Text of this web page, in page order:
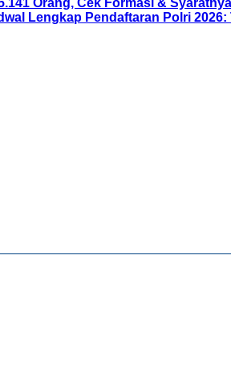
Orang, Cek Formasi &
Lengkap Pendaftaran Polri